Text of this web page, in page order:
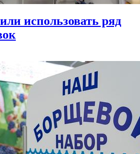
использовать ряд